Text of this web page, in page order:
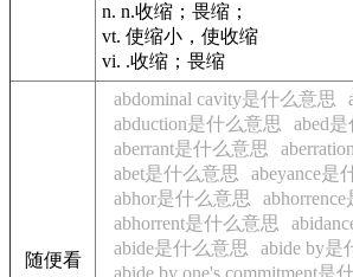
n. n.收缩；畏缩；
vt. 使缩小，使收缩
vi. .收缩；畏缩
随便看
abdominal cavity是什么意思
abduction是什么意思
abed
aberrant是什么意思
abet是什么意思
abeyance是
abhor是什么意思
abhorrent是什么意思
abide是什么意思
abide by是
abide by one's commitment是